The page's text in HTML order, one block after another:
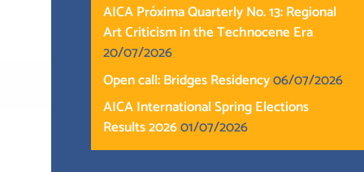
AICA Próxima Quarterly No. 13: Regional
Art Criticism in the Technocene Era
20/07/2026
Open call: Bridges Residency06/07/2026
AICA International Spring Elections
Results 202601/07/2026